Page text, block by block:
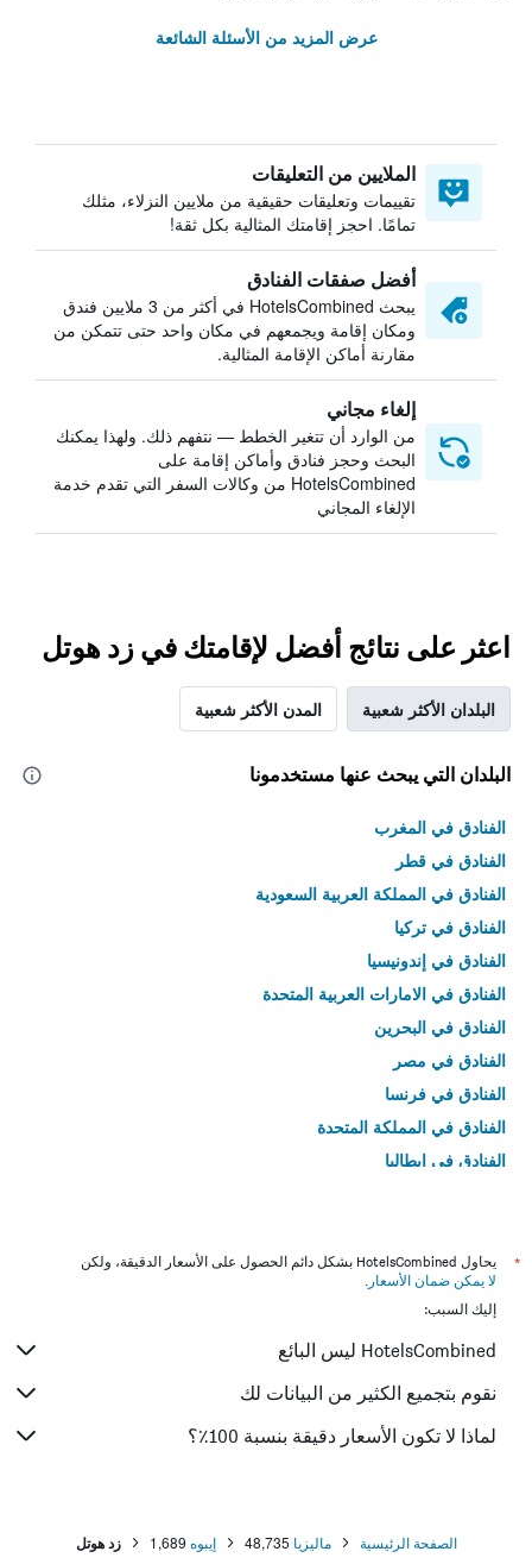
عرض المزيد من الأسئلة الشائعة
الملايين من التعليقات
تقييمات وتعليقات حقيقية من ملايين النزلاء، مثلك
تمامًا. احجز إقامتك المثالية بكل ثقة!
أفضل صفقات الفنادق
يبحث HotelsCombined في أكثر من 3 ملايين فندق
ومكان إقامة ويجمعهم في مكان واحد حتى تتمكن من
مقارنة أماكن الإقامة المثالية.
إلغاء مجاني
من الوارد أن تتغير الخطط — نتفهم ذلك. ولهذا يمكنك
البحث وحجز فنادق وأماكن إقامة على
HotelsCombined من وكالات السفر التي تقدم خدمة
الإلغاء المجاني
اعثر على نتائج أفضل لإقامتك في زد هوتل
البلدان الأكثر شعبية المدن الأكثر شعبية
البلدان التي يبحث عنها مستخدمونا
الفنادق في المغرب
الفنادق في قطر
الفنادق في المملكة العربية السعودية
الفنادق في تركيا
الفنادق في إندونيسيا
الفنادق في الامارات العربية المتحدة
الفنادق في البحرين
الفنادق في مصر
الفنادق في فرنسا
الفنادق في المملكة المتحدة
الفنادق في إيطاليا
*
يحاول HotelsCombined بشكل دائم الحصول على الأسعار الدقيقة، ولكن
لا يمكن ضمان الأسعار .
إليك السبب:
HotelsCombined ليس البائع
نقوم بتجميع الكثير من البيانات لك
لماذا لا تكون الأسعار دقيقة بنسبة 100٪؟
الصفحة الرئيسية ماليزيا 48,735 إيبوه 1,689 زد هوتل